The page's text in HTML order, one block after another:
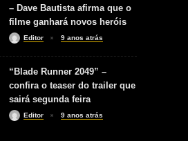
– Dave Bautista afirma que o
filme ganhará novos heróis
Editor 9 anos atrás
“Blade Runner 2049” –
confira o teaser do trailer que
sairá segunda feira
Editor 9 anos atrás